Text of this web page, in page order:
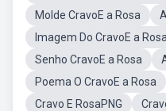
Molde CravoE a Rosa
Imagem Do CravoE a Rosa
Senho CravoE a Rosa
Poema O CravoE a Rosa
Cravo E RosaPNG